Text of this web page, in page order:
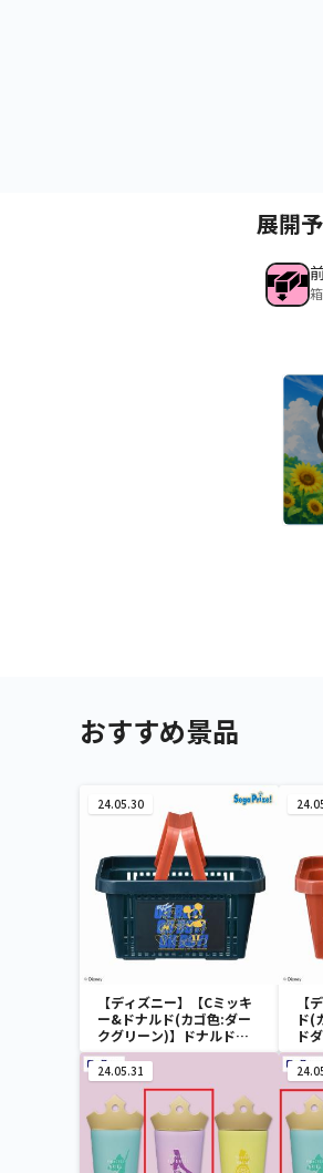
展開
おすすめ景品
24.05.30
【ディズニー】【Cミッキ
ー&ドナルド(カゴ色:ダー
クグリーン)】ドナルドダ
ック ミニメッシュカゴ
【
ド(
ド
ゴ
24.05.31